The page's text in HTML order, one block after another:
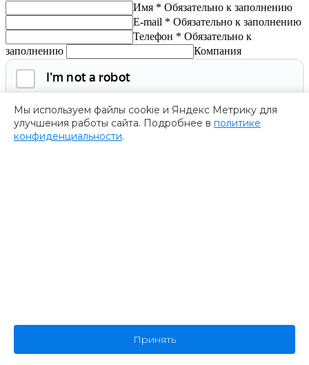
Мы используем файлы cookie и Яндекс Метрику для
улучшения работы сайта. Подробнее в политике
конфиденциальности.
Принять
Имя * Обязательно к заполнению
E-mail * Обязательно к заполнению
Телефон * Обязательно к
заполнению
Компания
В случае возникновения дополнительных вопросов
или предложений, не стесняйтесь обращаться к нам.
Спасибо за проявленный интерес к нашему форуму!